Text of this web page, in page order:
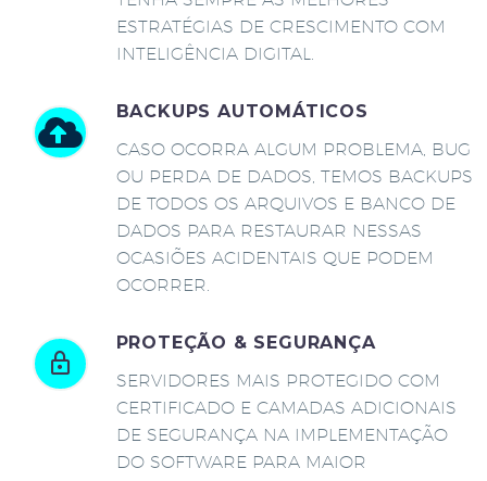
ESTRATÉGIAS DE CRESCIMENTO COM
INTELIGÊNCIA DIGITAL.
BACKUPS AUTOMÁTICOS
CASO OCORRA ALGUM PROBLEMA, BUG
OU PERDA DE DADOS, TEMOS BACKUPS
DE TODOS OS ARQUIVOS E BANCO DE
DADOS PARA RESTAURAR NESSAS
OCASIÕES ACIDENTAIS QUE PODEM
OCORRER.
PROTEÇÃO & SEGURANÇA
SERVIDORES MAIS PROTEGIDO COM
CERTIFICADO E CAMADAS ADICIONAIS
DE SEGURANÇA NA IMPLEMENTAÇÃO
DO SOFTWARE PARA MAIOR